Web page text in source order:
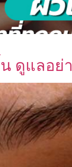
ดูแลอย่